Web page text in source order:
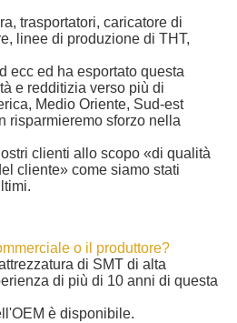
trasportatori, caricatore di
linee di produzione di THT,
ecc ed ha esportato questa
e redditizia verso più di
Medio Oriente, Sud-est
risparmieremo sforzo nella
clienti allo scopo «di qualità
cliente» come siamo stati
o il produttore?
di SMT di alta
di più di 10 anni di questa
è disponibile.